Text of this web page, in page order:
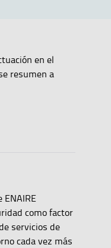
en el
resumen a
como factor
servicios de
cada vez más